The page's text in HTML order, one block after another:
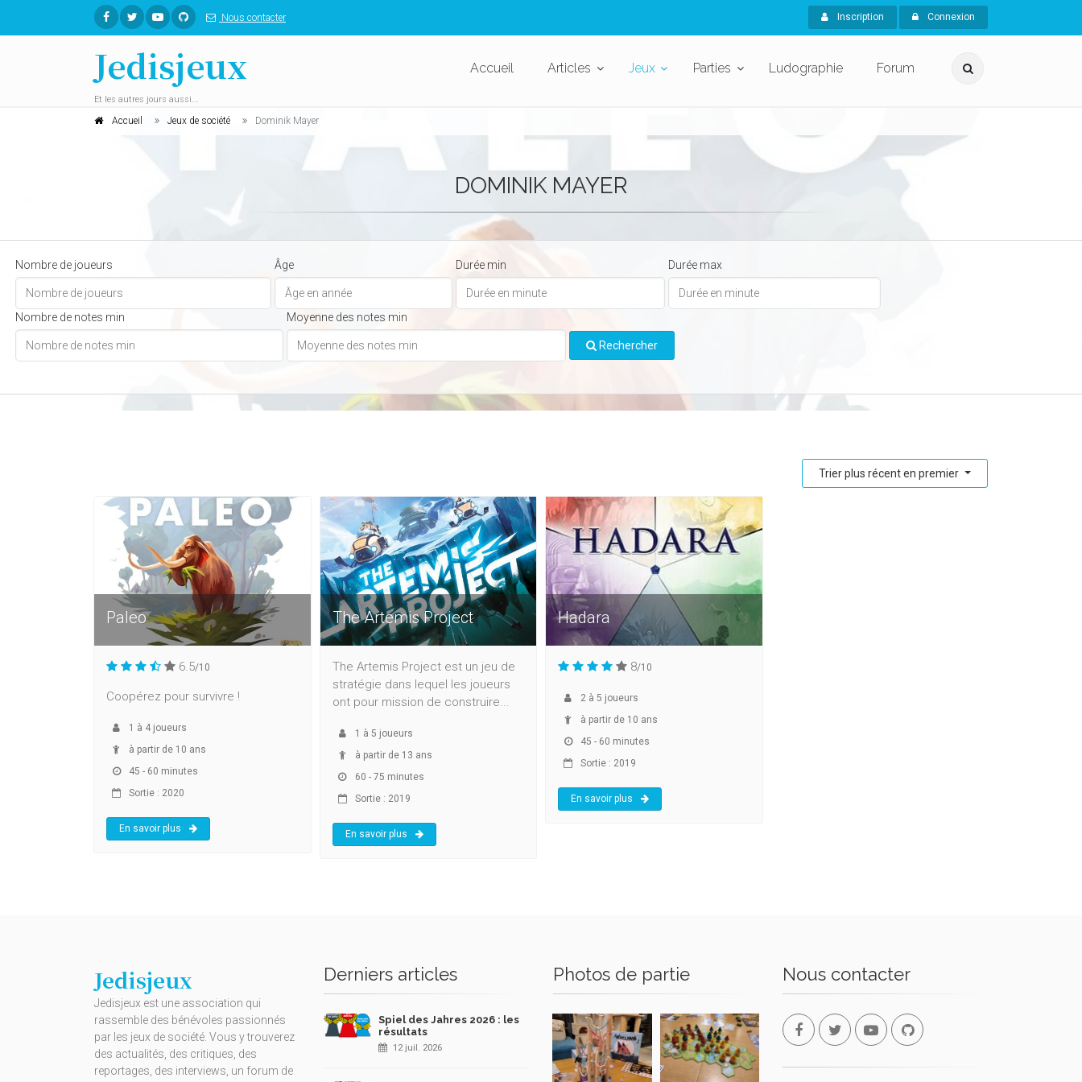
Nous contacter Inscription Connexion
Jedisjeux
Et les autres jours aussi...
Accueil Articles Jeux Parties Ludographie Forum
Accueil Jeux de société Dominik Mayer
DOMINIK MAYER
Nombre de joueurs Âge Durée min Durée max
Nombre de notes min Moyenne des notes min
Rechercher
Trier plus récent en premier
Paleo
6.5/10
Coopérez pour survivre !
1 à 4 joueurs
à partir de 10 ans
45 - 60 minutes
Sortie : 2020
En savoir plus
The Artemis Project
The Artemis Project est un jeu de
stratégie dans lequel les joueurs
ont pour mission de construire...
1 à 5 joueurs
à partir de 13 ans
60 - 75 minutes
Sortie : 2019
En savoir plus
Hadara
8/10
2 à 5 joueurs
à partir de 10 ans
45 - 60 minutes
Sortie : 2019
En savoir plus
Jedisjeux
Jedisjeux est une association qui
rassemble des bénévoles passionnés
par les jeux de société. Vous y trouverez
des actualités, des critiques, des
reportages, des interviews, un forum de
Derniers articles
Spiel des Jahres 2026 : les
résultats
12 juil. 2026
Photos de partie Nous contacter